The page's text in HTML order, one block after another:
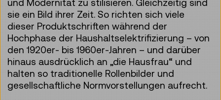
und Modernität zu stilisieren. Gleichzeitig sind
sie ein Bild ihrer Zeit. So richten sich viele
dieser Produktschriften während der
Hochphase der Haushaltselektrifizierung – von
den 1920er- bis 1960er-Jahren – und darüber
hinaus ausdrücklich an „die Hausfrau“ und
halten so traditionelle Rollenbilder und
gesellschaftliche Normvorstellungen aufrecht.